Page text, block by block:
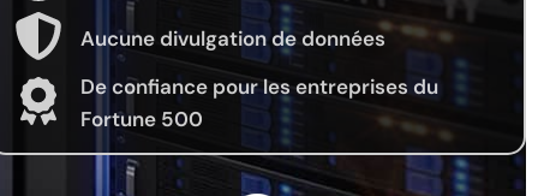
Aucune divulgation de données
De confiance pour les entreprises du
Fortune 500